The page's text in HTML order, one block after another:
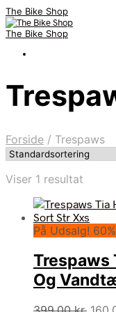
The Bike Shop
The Bike Shop
Forside / Trespaws
Viser 1 resultat
På Udsalg! 60%
Trespaws
Og